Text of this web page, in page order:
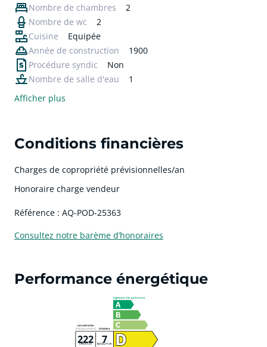
Nombre de chambres
2
Nombre de wc
2
Cuisine
Equipée
Année de construction
1900
Procédure syndic
Non
Nombre de salle d'eau
1
Afficher plus
Conditions financières
Charges de copropriété prévisionnelles/an
Honoraire charge vendeur
Référence : AQ-POD-25363
Consultez notre barème d’honoraires
Performance énergétique
222 7